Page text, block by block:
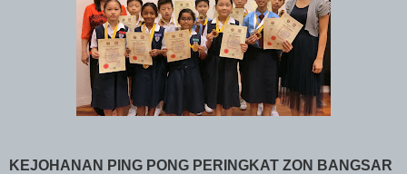
KEJOHANAN PING PONG PERINGKAT ZON BANGSAR